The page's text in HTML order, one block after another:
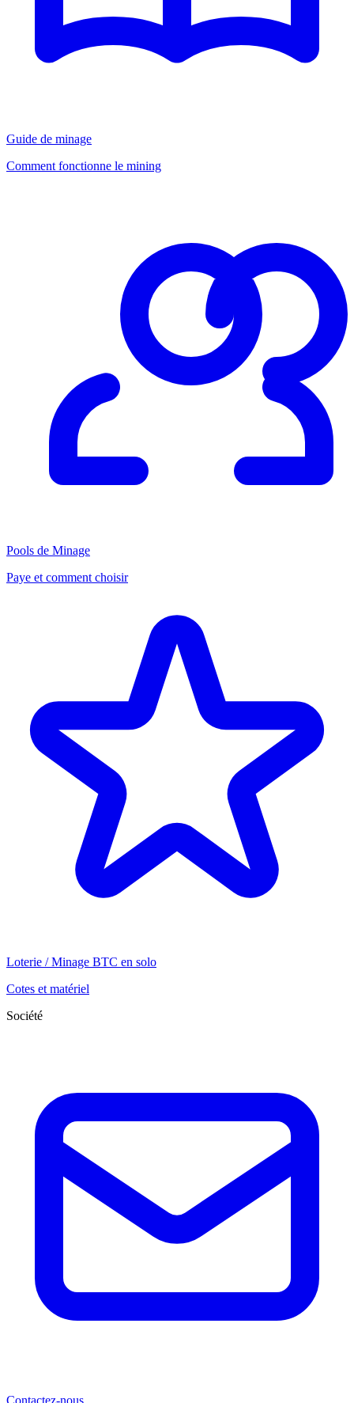
Guide de minage
Comment fonctionne le mining
Pools de Minage
Paye et comment choisir
Loterie / Minage BTC en solo
Cotes et matériel
Société
Contactez-nous